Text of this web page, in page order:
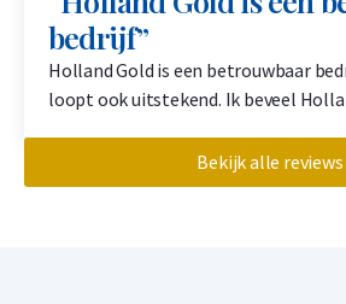
bedrijf”
Holland Gold is een betrouwbaar
loopt ook uitstekend. Ik beveel
Bekijk alle reviews